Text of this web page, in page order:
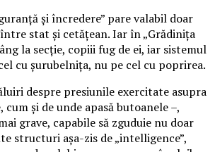
și încredere” pare valabil doar
stat și cetățean. Iar în „Grădinița
la secție, copiii fug de ei, iar sistemul
cu șurubelnița, nu pe cel cu poprirea.
despre presiunile exercitate asupra
și de unde apasă butoanele –,
grave, capabile să zguduie nu doar
structuri așa-zis de „intelligence”,